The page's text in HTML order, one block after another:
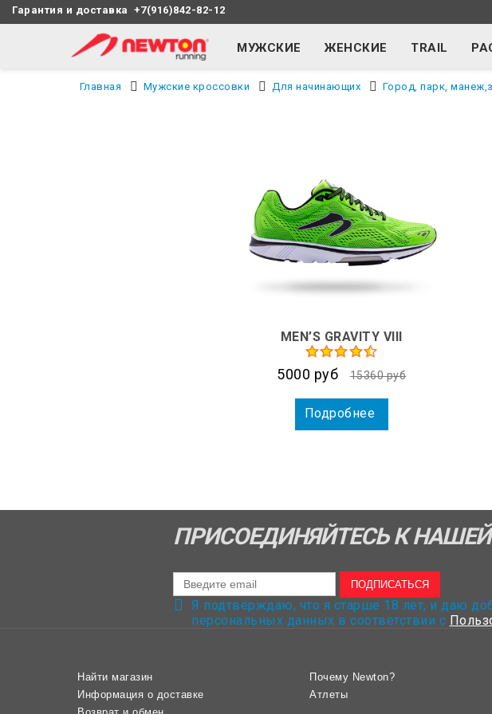
Гарантия и доставка +7(916)842-82-12
МУЖСКИЕ ЖЕНСКИЕ TRAIL
Главная Мужские кроссовки Для начинающих Город, парк,
MEN’S GRAVITY VIII
5000 руб 15360 руб
Подробнее
ПРИСОЕДИНЯЙТЕСЬ К
ПОДПИСАТЬСЯ
Я подтверждаю, что я старше 18 лет, и даю
персональных данных в соответствии с
Найти магазин
Информация о доставке
Почему Newton?
Атлеты